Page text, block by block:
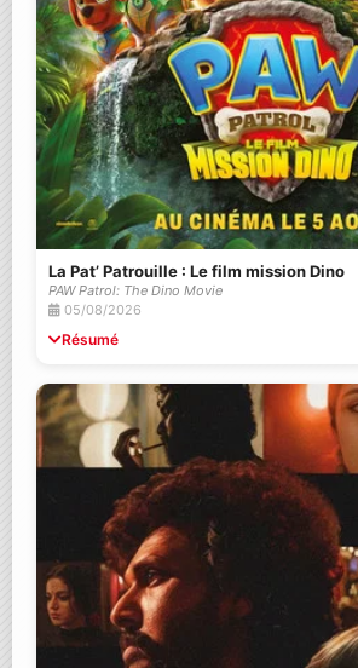
La Pat’ Patrouille : Le film mission Dino
PAW Patrol: The Dino Movie
05/08/2026
Résumé